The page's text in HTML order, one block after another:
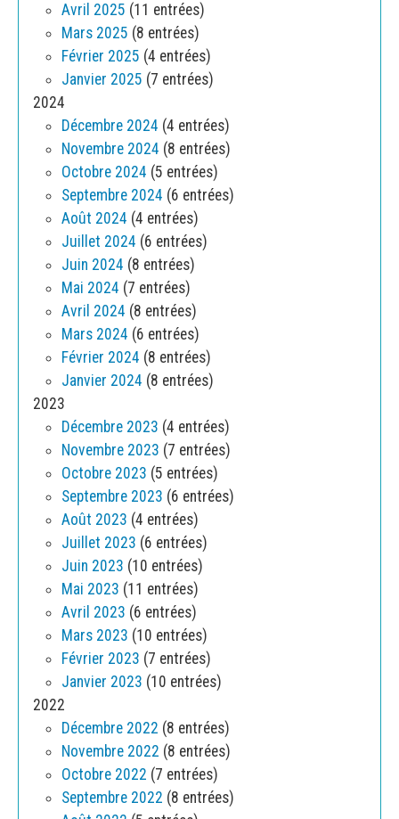
Avril 2025 (11 entrées)
Mars 2025 (8 entrées)
Février 2025 (4 entrées)
Janvier 2025 (7 entrées)
2024
Décembre 2024 (4 entrées)
Novembre 2024 (8 entrées)
Octobre 2024 (5 entrées)
Septembre 2024 (6 entrées)
Août 2024 (4 entrées)
Juillet 2024 (6 entrées)
Juin 2024 (8 entrées)
Mai 2024 (7 entrées)
Avril 2024 (8 entrées)
Mars 2024 (6 entrées)
Février 2024 (8 entrées)
Janvier 2024 (8 entrées)
2023
Décembre 2023 (4 entrées)
Novembre 2023 (7 entrées)
Octobre 2023 (5 entrées)
Septembre 2023 (6 entrées)
Août 2023 (4 entrées)
Juillet 2023 (6 entrées)
Juin 2023 (10 entrées)
Mai 2023 (11 entrées)
Avril 2023 (6 entrées)
Mars 2023 (10 entrées)
Février 2023 (7 entrées)
Janvier 2023 (10 entrées)
2022
Décembre 2022 (8 entrées)
Novembre 2022 (8 entrées)
Octobre 2022 (7 entrées)
Septembre 2022 (8 entrées)